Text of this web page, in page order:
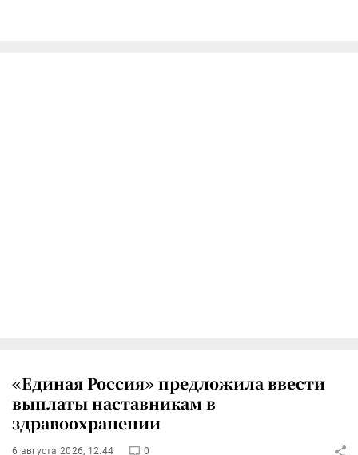
«Единая Россия» предложила ввести
выплаты наставникам в
здравоохранении
6 августа 2026, 12:44 0